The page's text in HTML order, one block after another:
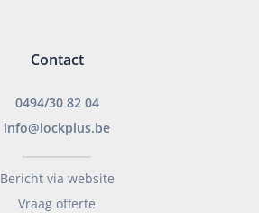
Contact
0494/30 82 04
info@lockplus.be
Bericht via website
Vraag offerte